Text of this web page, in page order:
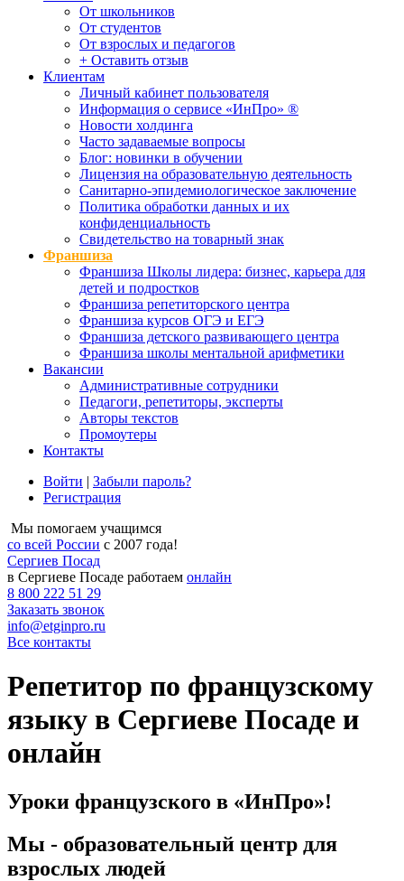
От школьников
От студентов
От взрослых и педагогов
+ Оставить отзыв
Клиентам
Личный кабинет пользователя
Информация о сервисе «ИнПро» ®
Новости холдинга
Часто задаваемые вопросы
Блог: новинки в обучении
Лицензия на образовательную деятельность
Санитарно-эпидемиологическое заключение
Политика обработки данных и их
конфиденциальность
Свидетельство на товарный знак
Франшиза
Франшиза Школы лидера: бизнес, карьера для
детей и подростков
Франшиза репетиторского центра
Франшиза курсов ОГЭ и ЕГЭ
Франшиза детского развивающего центра
Франшиза школы ментальной арифметики
Вакансии
Административные сотрудники
Педагоги, репетиторы, эксперты
Авторы текстов
Промоутеры
Контакты
Войти | Забыли пароль?
Регистрация
Мы помогаем учащимся
со всей России с 2007 года!
Сергиев Посад
в Сергиеве Посаде работаем онлайн
8 800 222 51 29
Заказать звонок
info@etginpro.ru
Все контакты
Репетитор по французскому
языку в Сергиеве Посаде и
онлайн
Уроки французского в «ИнПро»!
Мы - образовательный центр для
взрослых людей